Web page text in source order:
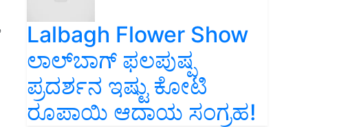
Lalbagh Flower Show
ಲಾಲ್‌ಬಾಗ್ ಫಲಪುಷ್ಪ
ಪ್ರದರ್ಶನ ಇಷ್ಟು ಕೋಟಿ
ರೂಪಾಯಿ ಆದಾಯ ಸಂಗ್ರಹ!